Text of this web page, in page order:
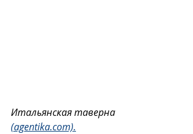
Итальянская таверна
(agentika.com).